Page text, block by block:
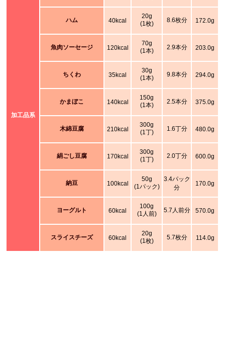
加工品系
ハム 40kcal
20g
(1枚)
8.6枚分 172.0g
魚肉ソーセージ 120kcal
70g
(1本)
2.9本分 203.0g
ちくわ 35kcal
30g
(1本)
9.8本分 294.0g
かまぼこ 140kcal
150g
(1本)
2.5本分 375.0g
木綿豆腐 210kcal
300g
(1丁)
1.6丁分 480.0g
絹ごし豆腐 170kcal
300g
(1丁)
2.0丁分 600.0g
納豆 100kcal
50g
(1パック)
3.4パック
分
170.0g
ヨーグルト 60kcal
100g
(1人前)
5.7人前分 570.0g
スライスチーズ 60kcal
20g
(1枚)
5.7枚分 114.0g